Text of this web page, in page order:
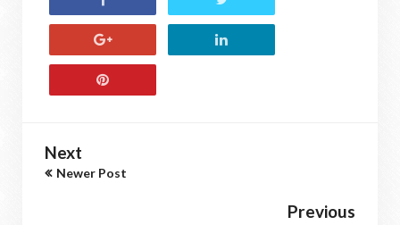
Next
Newer Post
Previous